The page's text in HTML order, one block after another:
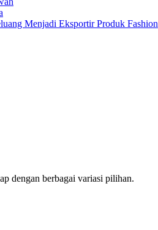
Menjadi Eksportir Produk Fashion
dengan berbagai variasi pilihan.